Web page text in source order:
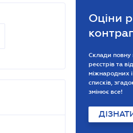
Оціни
Склади повну
реєстрів та
міжнародних
списків,
змінює все!